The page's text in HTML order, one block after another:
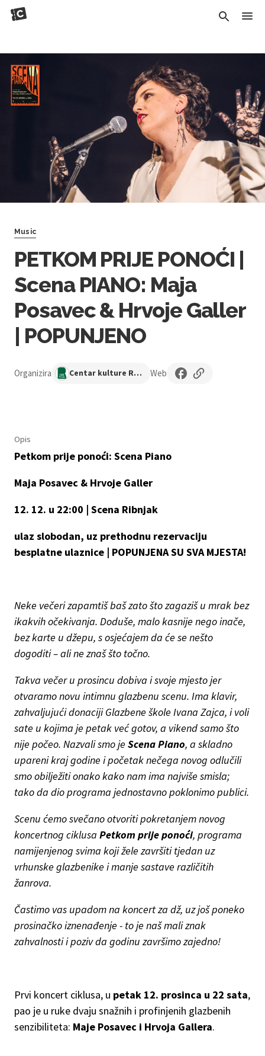
Music
PETKOM PRIJE PONOĆI |
Scena PIANO: Maja
Posavec & Hrvoje Galler
| POPUNJENO
Organizira Centar kulture Ribnjak Web
Opis
Petkom prije ponoći: Scena Piano
Maja Posavec & Hrvoje Galler
12. 12. u 22:00 | Scena Ribnjak
ulaz slobodan, uz prethodnu rezervaciju
besplatne ulaznice | POPUNJENA SU SVA MJESTA!
Neke večeri zapamtiš baš zato što zagaziš u mrak bez
ikakvih očekivanja. Doduše, malo kasnije nego inače,
bez karte u džepu, s osjećajem da će se nešto
dogoditi – ali ne znaš što točno.
Takva večer u prosincu dobiva i svoje mjesto jer
otvaramo novu intimnu glazbenu scenu. Ima klavir,
zahvaljujući donaciji Glazbene škole Ivana Zajca, i voli
sate u kojima je petak već gotov, a vikend samo što
nije počeo. Nazvali smo je Scena Piano, a skladno
upareni kraj godine i početak nečega novog odlučili
smo obilježiti onako kako nam ima najviše smisla;
tako da dio programa jednostavno poklonimo publici.
Scenu ćemo svečano otvoriti pokretanjem novog
koncertnog ciklusa Petkom prije ponoći, programa
namijenjenog svima koji žele završiti tjedan uz
vrhunske glazbenike i manje sastave različitih
žanrova.
Častimo vas upadom na koncert za dž, uz još poneko
prosinačko iznenađenje - to je naš mali znak
zahvalnosti i poziv da godinu završimo zajedno!
Prvi koncert ciklusa, u petak 12. prosinca u 22 sata,
pao je u ruke dvaju snažnih i profinjenih glazbenih
senzibiliteta: Maje Posavec i Hrvoja Gallera.